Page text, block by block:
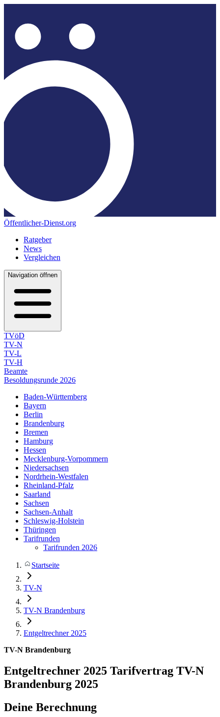
Öffentlicher-Dienst.org
Ratgeber
News
Vergleichen
Navigation öffnen
TVöD
TV-N
TV-L
TV-H
Beamte
Besoldungsrunde 2026
Baden-Württemberg
Bayern
Berlin
Brandenburg
Bremen
Hamburg
Hessen
Mecklenburg-Vorpommern
Niedersachsen
Nordrhein-Westfalen
Rheinland-Pfalz
Saarland
Sachsen
Sachsen-Anhalt
Schleswig-Holstein
Thüringen
Tarifrunden
Tarifrunden 2026
Startseite
TV-N
TV-N Brandenburg
Entgeltrechner 2025
TV-N Brandenburg
Entgeltrechner 2025 Tarifvertrag TV-N
Brandenburg 2025
Deine Berechnung